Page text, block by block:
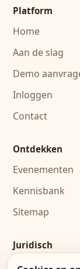
Platform
Home
Aan de slag
Demo
Inloggen
Contact
Ontdekken
Evenementen
Kennisbank
Sitemap
Juridisch
Algemene